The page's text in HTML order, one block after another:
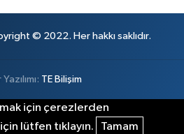
© 2022. Her hakkı saklıdır.
TE Bilişim
için çerezlerden
lütfen tıklayın.
Tamam